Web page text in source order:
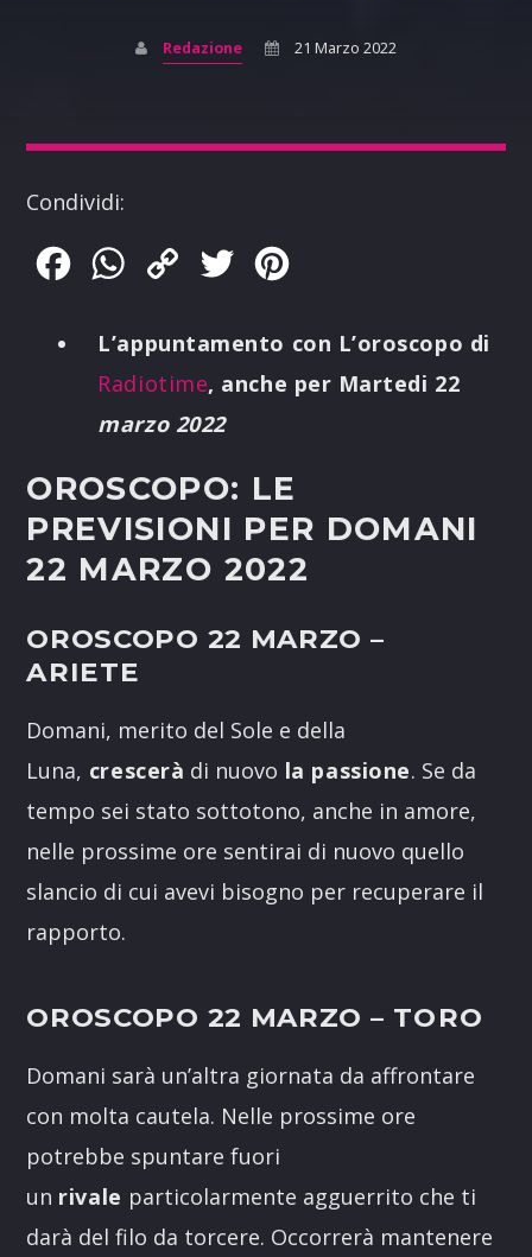
Redazione 21 Marzo 2022
Condividi:
FacebookWhatsApp
Copy
Twitter
L’appuntamento con L’oroscopo di
Radiotime, anche per Martedi 22
marzo 2022
OROSCOPO: LE
PREVISIONI PER DOMANI
22 MARZO 2022
OROSCOPO 22 MARZO –
ARIETE
Domani, merito del Sole e della
Luna, crescerà di nuovo la passione. Se da
tempo sei stato sottotono, anche in amore,
nelle prossime ore sentirai di nuovo quello
slancio di cui avevi bisogno per recuperare il
rapporto.
OROSCOPO 22 MARZO – TORO
Domani sarà un’altra giornata da affrontare
con molta cautela. Nelle prossime ore
potrebbe spuntare fuori
un rivale particolarmente agguerrito che ti
darà del filo da torcere. Occorrerà mantenere